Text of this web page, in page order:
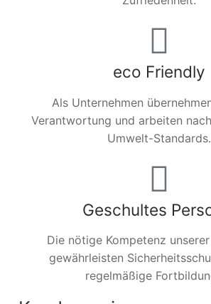
eco Friendly
Als Unternehmen
Verantwortung und arbeiten
Umwelt-Standards.
Geschultes
Die nötige Kompetenz
gewährleisten
regelmäßige